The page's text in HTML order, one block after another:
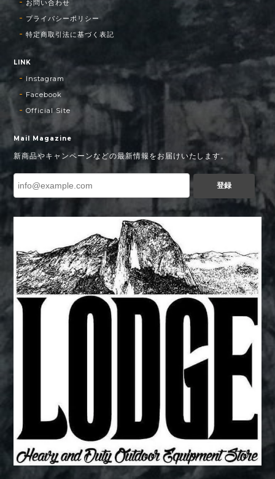
お問い合わせ
プライバシーポリシー
特定商取引法に基づく表記
LINK
Instagram
Facebook
Official Site
Mail Magazine
新商品やキャンペーンなどの最新情報をお届けいたします。
登録